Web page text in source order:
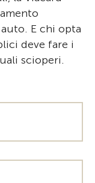
E chi opta
deve fare i
scioperi.